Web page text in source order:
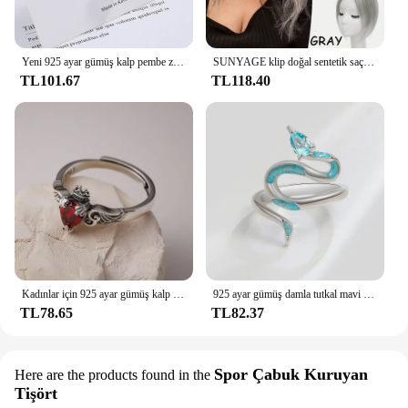
Yeni 925 ayar gümüş kalp pembe zirkon kadın boyun zincir kolye lüks takı toptan ile sunuyor
TL101.67
SUNYAGE klip doğal sentetik saç patlama saçak kadınlar için saç parçaları orta kısmı saç uzatma Topper saç dökülmesi
TL118.40
Kadınlar için 925 ayar gümüş kalp kırmızı zirkon yüzük düğün lüks takı Aall her şeyden sunuyor
TL78.65
925 ayar gümüş damla tutkal mavi yılan yüzük kadın kızlar düğün için üst üste takılabilir bilezik lüks takı
TL82.37
Here are the products found in the Spor Çabuk Kuruyan
Tişört